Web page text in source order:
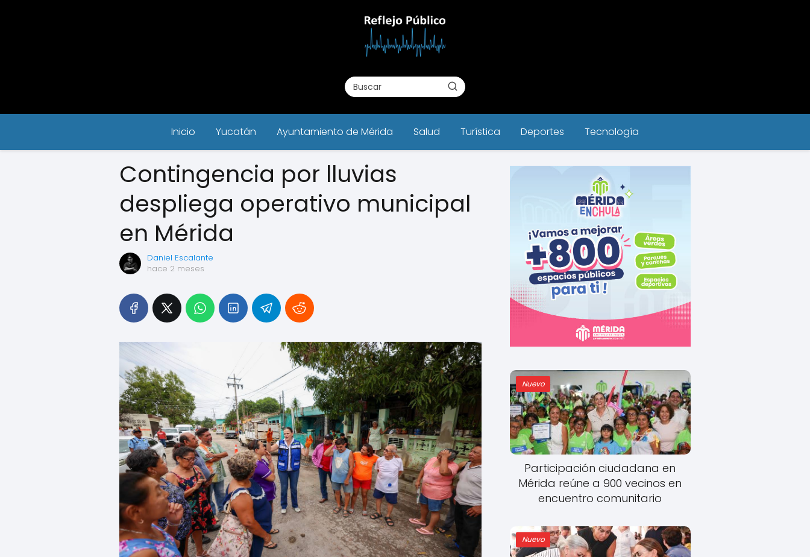
Inicio Yucatán Ayuntamiento de Mérida Salud Turística Deportes Tecnología
Contingencia por lluvias
despliega operativo municipal
en Mérida
Daniel Escalante
hace 2 meses
Nuevo
Participación ciudadana en
Mérida reúne a 900 vecinos en
encuentro comunitario
Nuevo